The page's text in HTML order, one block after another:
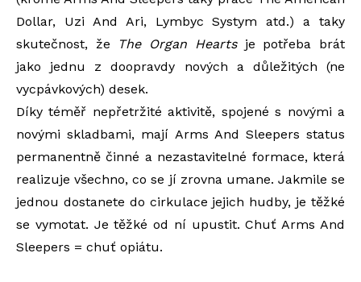
Dollar, Uzi And Ari, Lymbyc Systym atd.) a taky
skutečnost, že
The Organ Heartsje potřeba brát
jako jednu z doopravdy nových a důležitých (ne
vycpávkových) desek.
Díky téměř nepřetržité aktivitě, spojené s novými a
novými skladbami, mají Arms And Sleepers status
permanentně činné a nezastavitelné formace, která
realizuje všechno, co se jí zrovna umane. Jakmile se
jednou dostanete do cirkulace jejich hudby, je těžké
se vymotat. Je těžké od ní upustit. Chuť Arms And
Sleepers = chuť opiátu.